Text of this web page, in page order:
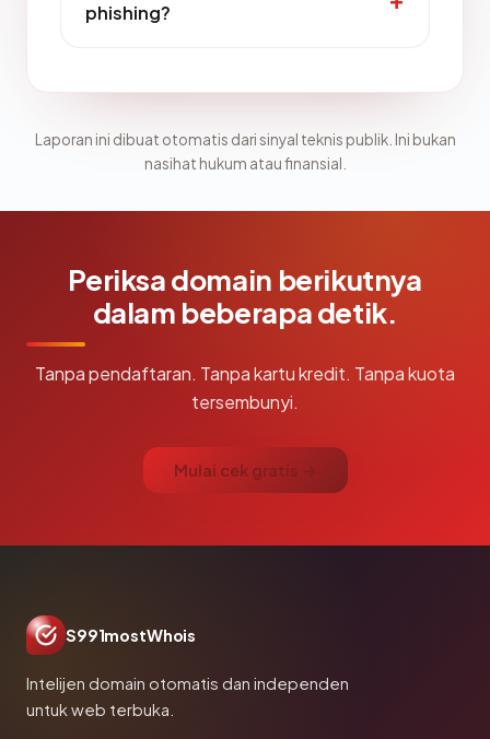
phishing?
Laporan ini dibuat otomatis dari sinyal teknis publik. Ini bukan
nasihat hukum atau finansial.
Periksa domain berikutnya
dalam beberapa detik.
Tanpa pendaftaran. Tanpa kartu kredit. Tanpa kuota
tersembunyi.
Mulai cek gratis →
S991mostWhois
Intelijen domain otomatis dan independen
untuk web terbuka.